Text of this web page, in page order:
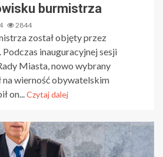
burmistrza
2844
został objęty przez
inauguracyjnej sesji
Miasta, nowo wybrany
na wierność obywatelskim
on...Czytaj dalej